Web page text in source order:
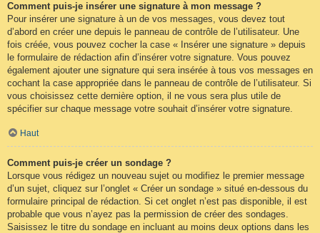
Comment puis-je insérer une signature à mon message ?
Pour insérer une signature à un de vos messages, vous devez tout
d’abord en créer une depuis le panneau de contrôle de l’utilisateur. Une
fois créée, vous pouvez cocher la case « Insérer une signature » depuis
le formulaire de rédaction afin d’insérer votre signature. Vous pouvez
également ajouter une signature qui sera insérée à tous vos messages en
cochant la case appropriée dans le panneau de contrôle de l’utilisateur. Si
vous choisissez cette dernière option, il ne vous sera plus utile de
spécifier sur chaque message votre souhait d’insérer votre signature.
Haut
Comment puis-je créer un sondage ?
Lorsque vous rédigez un nouveau sujet ou modifiez le premier message
d’un sujet, cliquez sur l’onglet « Créer un sondage » situé en-dessous du
formulaire principal de rédaction. Si cet onglet n’est pas disponible, il est
probable que vous n’ayez pas la permission de créer des sondages.
Saisissez le titre du sondage en incluant au moins deux options dans les